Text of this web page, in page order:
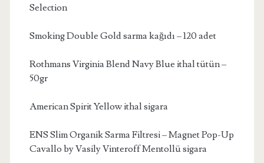
Selection
Smoking Double Gold sarma kağıdı – 120 adet
Rothmans Virginia Blend Navy Blue ithal tütün –
50gr
American Spirit Yellow ithal sigara
ENS Slim Organik Sarma Filtresi – Magnet Pop-Up
Cavallo by Vasily Vinteroff Mentollü sigara